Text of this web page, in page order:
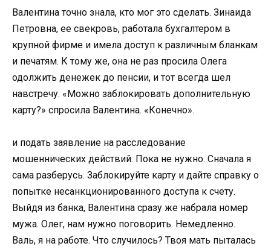
Валентина точно знала, кто мог это сделать. Зинаида
Петровна, ее свекровь, работала бухгалтером в
крупной фирме и имела доступ к различным бланкам
и печатям. К тому же, она не раз просила Олега
одолжить денежек до пенсии, и тот всегда шел
навстречу. «Можно заблокировать дополнительную
карту?» спросила Валентина. «Конечно».
и подать заявление на расследование
мошеннических действий. Пока не нужно. Сначала я
сама разберусь. Заблокируйте карту и дайте справку о
попытке несанкционированного доступа к счету.
Выйдя из банка, Валентина сразу же набрала номер
мужа. Олег, нам нужно поговорить. Немедленно.
Валь, я на работе. Что случилось? Твоя мать пыталась